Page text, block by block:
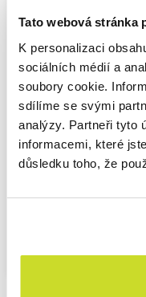
Tato webová stránka
K personalizaci
sociálních médií a
soubory cookie.
sdílíme se svými
analýzy. Partneři tyto
informacemi, které
důsledku toho, že
27.12.– Podání
pevných paliv a
27.12.– Splatnost
27.12.– Podání
listopad 2023
27.12.– Daňové
spotřební daně
(technických) benzínů
Import One Stop Shop